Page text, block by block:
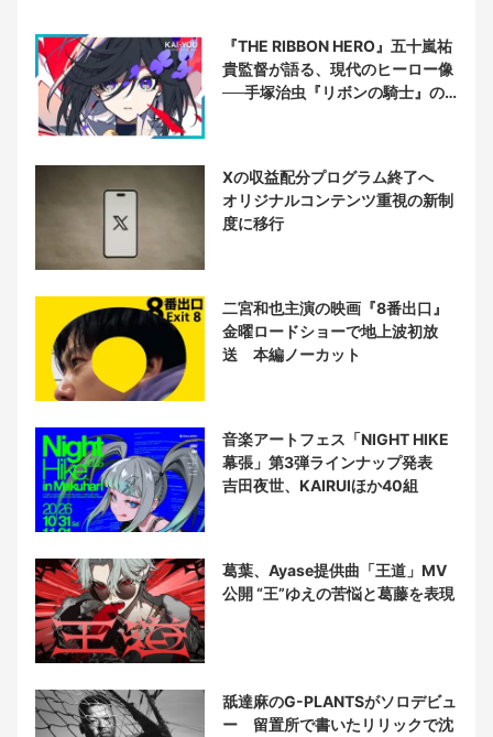
『THE RIBBON HERO』五十嵐祐
貴監督が語る、現代のヒーロー像
──手塚治虫『リボンの騎士』の
Xの収益配分プログラム終了へ
オリジナルコンテンツ重視の新制
度に移行
二宮和也主演の映画『8番出口』
金曜ロードショーで地上波初放
送 本編ノーカット
音楽アートフェス「NIGHT HIKE
幕張」第3弾ラインナップ発表
吉田夜世、KAIRUIほか40組
葛葉、Ayase提供曲「王道」MV
公開 “王”ゆえの苦悩と葛藤を表現
舐達麻のG-PLANTSがソロデビュ
ー 留置所で書いたリリックで沈